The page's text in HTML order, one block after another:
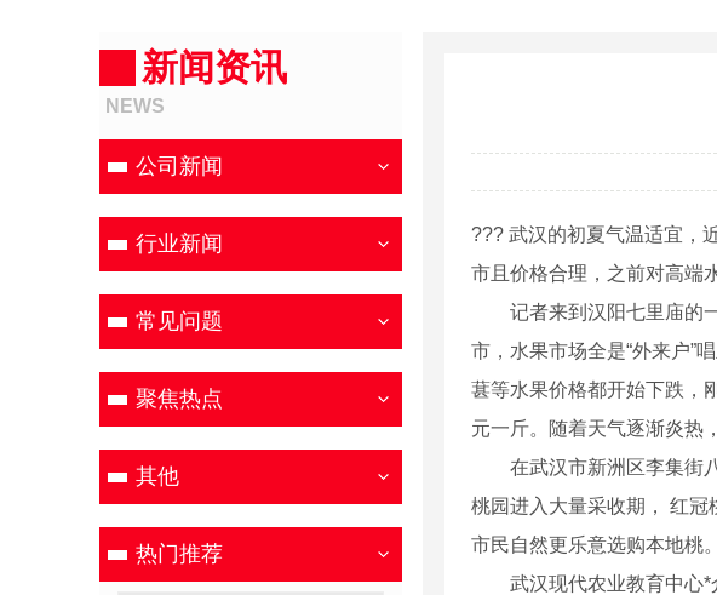
新闻资讯
NEWS
公司新闻
行业新闻
常见问题
聚焦热点
其他
热门推荐
??? 武汉的初夏气温适宜，
市且价格合理，之前对高端
记者来到汉阳七里庙的一
市，水果市场全是“外来户”
葚等水果价格都开始下跌，
元一斤。随着天气逐渐炎热
在武汉市新洲区李集街八
桃园进入大量采收期， 红
市民自然更乐意选购本地桃。
武汉现代农业教育中心*